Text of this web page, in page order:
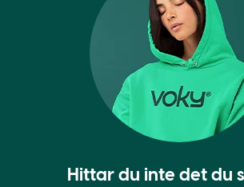
Hittar du inte det du